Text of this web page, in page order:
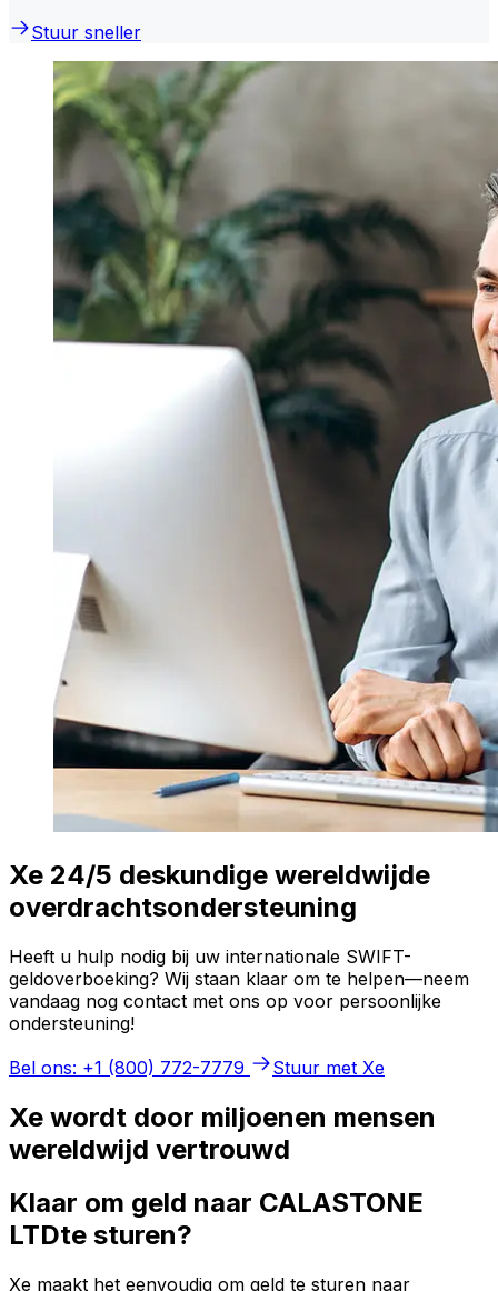
Stuur sneller
Xe 24/5 deskundige wereldwijde
overdrachtsondersteuning
Heeft u hulp nodig bij uw internationale SWIFT-
geldoverboeking? Wij staan klaar om te helpen—neem
vandaag nog contact met ons op voor persoonlijke
ondersteuning!
Bel ons: +1 (800) 772-7779
Stuur met Xe
Xe wordt door miljoenen mensen
wereldwijd vertrouwd
Klaar om geld naar CALASTONE
LTDte sturen?
Xe maakt het eenvoudig om geld te sturen naar